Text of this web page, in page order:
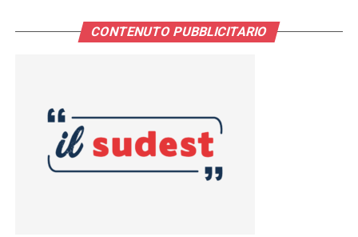
CONTENUTO PUBBLICITARIO